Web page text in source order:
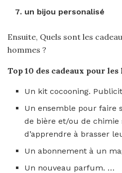
un bijou personalisé
Ensuite, Quels sont les
hommes ?
Top 10 des cadeaux pour les
Un kit cocooning.
Un ensemble pour faire
de bière et/ou de chimie
d’apprendre à brasser
Un abonnement à un
Un nouveau parfum. …